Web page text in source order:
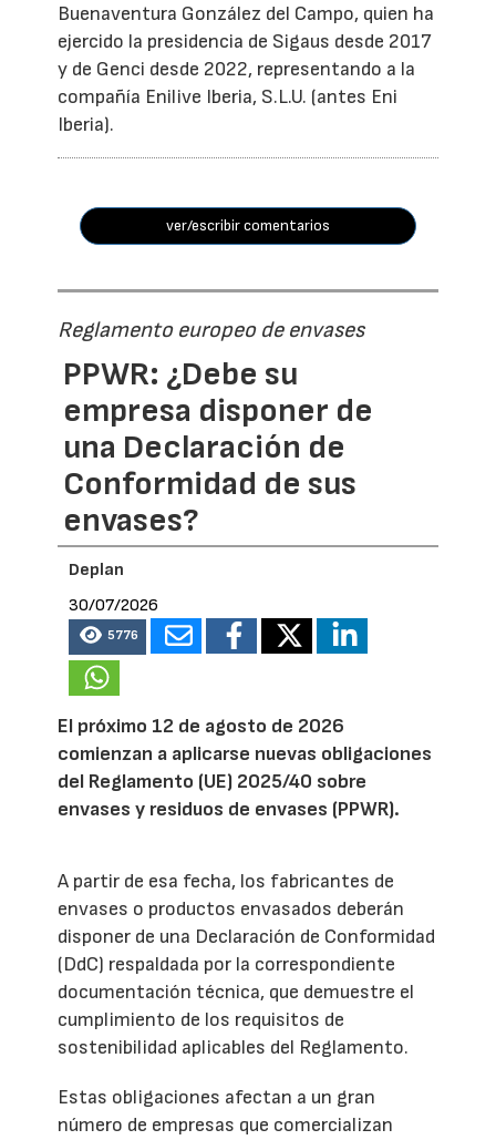
Buenaventura González del Campo, quien ha
ejercido la presidencia de Sigaus desde 2017
y de Genci desde 2022, representando a la
compañía Enilive Iberia, S.L.U. (antes Eni
Iberia).
ver/escribir comentarios
Reglamento europeo de envases
PPWR: ¿Debe su
empresa disponer de
una Declaración de
Conformidad de sus
envases?
Deplan
30/07/2026
5776
El próximo 12 de agosto de 2026
comienzan a aplicarse nuevas obligaciones
del Reglamento (UE) 2025/40 sobre
envases y residuos de envases (PPWR).
A partir de esa fecha, los fabricantes de
envases o productos envasados deberán
disponer de una Declaración de Conformidad
(DdC) respaldada por la correspondiente
documentación técnica, que demuestre el
cumplimiento de los requisitos de
sostenibilidad aplicables del Reglamento.
Estas obligaciones afectan a un gran
número de empresas que comercializan